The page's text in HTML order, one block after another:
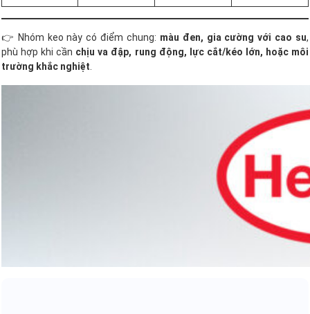
👉 Nhóm keo này có điểm chung: màu đen, gia cường với cao su,
phù hợp khi cần chịu va đập, rung động, lực cắt/kéo lớn, hoặc môi
trường khắc nghiệt